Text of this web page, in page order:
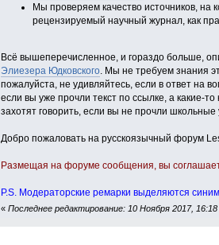
Мы проверяем качество источников,
рецензируемый научный журнал, как
Всё вышеперечисленное, и гораздо больше,
Элиезера Юдковского. Мы не требуем знания
пожалуйста, не удивляйтесь, если в ответ на
если вы уже прочли текст по ссылке, а какие-
захотят говорить, если вы не прочли
Добро пожаловать на русскоязычный форум
Размещая на форуме сообщения, вы
P.S. Модераторские ремарки выделяются
« Последнее редактирование: 10 Ноября 2017,